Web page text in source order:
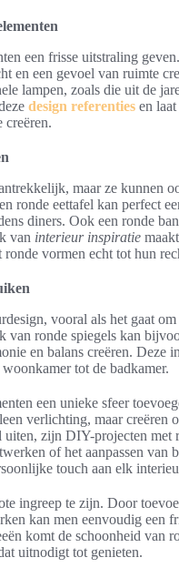
een frisse uitstraling
en een gevoel van ruimte
lampen, zoals die uit de
design referenties en
creëren.
maar ze kunnen
ronde eettafel kan perfect
diners. Ook een ronde
van interieur inspiratie
vormen echt tot hun
vooral als het gaat om
ronde spiegels kan
en balans creëren. Deze
tot de badkamer.
een unieke sfeer
verlichting, maar creëren
zijn DIY-projecten met
of het aanpassen van
touch aan elk
ingreep te zijn. Door
kan men eenvoudig een
komt de schoonheid van
uitnodigt tot genieten.